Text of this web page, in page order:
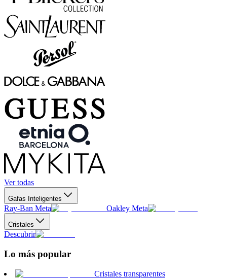
Ver todas
Gafas Inteligentes
Ray-Ban Meta Oakley Meta
Cristales
Descubrir
Lo más popular
Cristales transparentes